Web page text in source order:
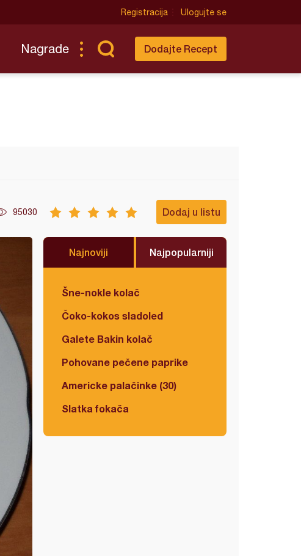
Registracija Ulogujte se
Nagrade Dodajte Recept
95030 Dodaj u listu
Najnoviji Najpopularniji
Šne-nokle kolač
Čoko-kokos sladoled
Galete Bakin kolač
Pohovane pečene paprike
Americke palačinke (30)
Slatka fokača